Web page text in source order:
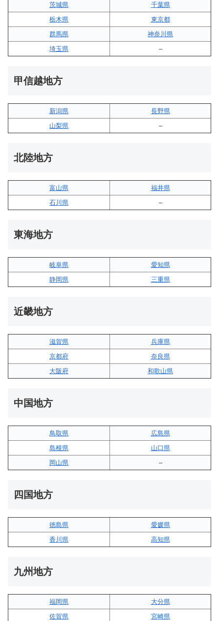
茨城県
千葉県
栃木県
東京都
群馬県
神奈川県
埼玉県
–
甲信越地方
新潟県
長野県
山梨県
–
北陸地方
富山県
福井県
石川県
–
東海地方
岐阜県
愛知県
静岡県
三重県
近畿地方
滋賀県
兵庫県
京都府
奈良県
大阪府
和歌山県
中国地方
鳥取県
広島県
島根県
山口県
岡山県
–
四国地方
徳島県
愛媛県
香川県
高知県
九州地方
福岡県
大分県
佐賀県
宮崎県